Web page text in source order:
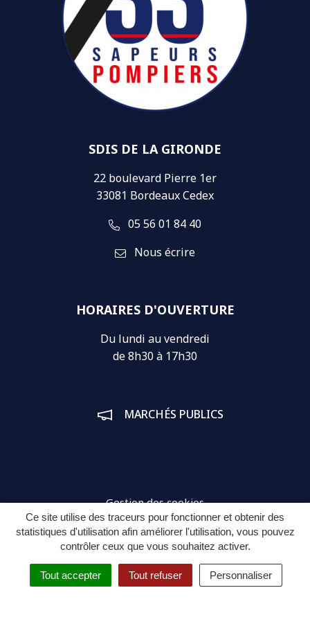
Ce site utilise des traceurs pour fonctionner et obtenir des
statistiques d'utilisation afin améliorer l'utilisation, vous pouvez
contrôler ceux que vous souhaitez activer.
Tout accepter Tout refuser Personnaliser
SDIS DE LA GIRONDE
22 boulevard Pierre 1er
33081 Bordeaux Cedex
05 56 01 84 40
Nous écrire
HORAIRES D'OUVERTURE
Du lundi au vendredi
de 8h30 à 17h30
MARCHÉS PUBLICS
Gestion des cookies
Plan du site
Mentions légales
Politique de confidentialité